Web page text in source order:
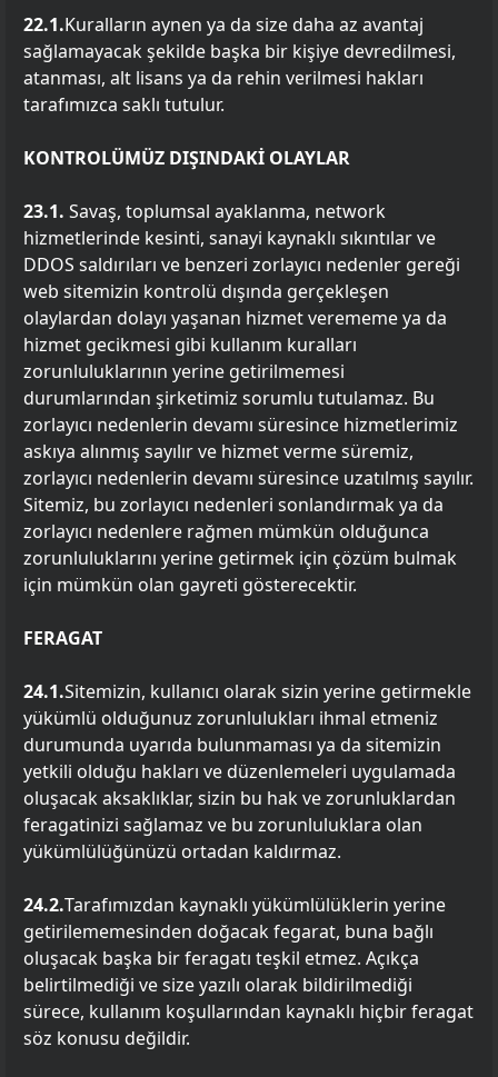
22.1.Kuralların aynen ya da size daha az avantaj
sağlamayacak şekilde başka bir kişiye devredilmesi,
atanması, alt lisans ya da rehin verilmesi hakları
tarafımızca saklı tutulur.
KONTROLÜMÜZ DIŞINDAKİ OLAYLAR
23.1. Savaş, toplumsal ayaklanma, network
hizmetlerinde kesinti, sanayi kaynaklı sıkıntılar ve
DDOS saldırıları ve benzeri zorlayıcı nedenler gereği
web sitemizin kontrolü dışında gerçekleşen
olaylardan dolayı yaşanan hizmet verememe ya da
hizmet gecikmesi gibi kullanım kuralları
zorunluluklarının yerine getirilmemesi
durumlarından şirketimiz sorumlu tutulamaz. Bu
zorlayıcı nedenlerin devamı süresince hizmetlerimiz
askıya alınmış sayılır ve hizmet verme süremiz,
zorlayıcı nedenlerin devamı süresince uzatılmış sayılır.
Sitemiz, bu zorlayıcı nedenleri sonlandırmak ya da
zorlayıcı nedenlere rağmen mümkün olduğunca
zorunluluklarını yerine getirmek için çözüm bulmak
için mümkün olan gayreti gösterecektir.
FERAGAT
24.1.Sitemizin, kullanıcı olarak sizin yerine getirmekle
yükümlü olduğunuz zorunlulukları ihmal etmeniz
durumunda uyarıda bulunmaması ya da sitemizin
yetkili olduğu hakları ve düzenlemeleri uygulamada
oluşacak aksaklıklar, sizin bu hak ve zorunluklardan
feragatinizi sağlamaz ve bu zorunluluklara olan
yükümlülüğünüzü ortadan kaldırmaz.
24.2.Tarafımızdan kaynaklı yükümlülüklerin yerine
getirilememesinden doğacak fegarat, buna bağlı
oluşacak başka bir feragatı teşkil etmez. Açıkça
belirtilmediği ve size yazılı olarak bildirilmediği
sürece, kullanım koşullarından kaynaklı hiçbir feragat
söz konusu değildir.